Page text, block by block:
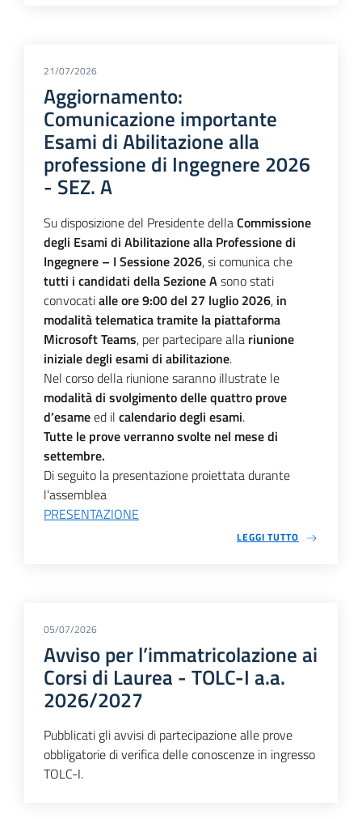
21/07/2026
Aggiornamento:
Comunicazione importante
Esami di Abilitazione alla
professione di Ingegnere 2026
- SEZ. A
Su disposizione del Presidente dellaCommissione
degli Esami di Abilitazione alla Professione di
Ingegnere – I Sessione 2026, si comunica che
tutti i candidati della Sezione Asono stati
convocatialle ore 9:00 del 27 luglio 2026, in
modalità telematica tramite la piattaforma
Microsoft Teams, per partecipare alla riunione
iniziale degli esami di abilitazione.
Nel corso della riunione saranno illustrate le
modalità di svolgimento delle quattro prove
d’esameed il calendario degli esami.
Tutte le prove verranno svolte nel mese di
settembre.
Di seguito la presentazione proiettata durante
l'assemblea
PRESENTAZIONE
LEGGI TUTTO
05/07/2026
Avviso per l’immatricolazione ai
Corsi di Laurea - TOLC-I a.a.
2026/2027
Pubblicati gli avvisi di partecipazione alle prove
obbligatorie di verifica delle conoscenze in ingresso
TOLC-I.